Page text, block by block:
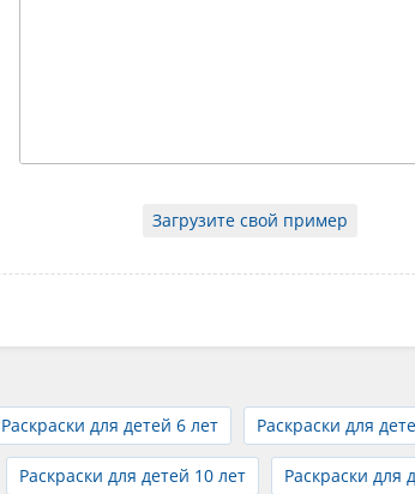
Загрузите свой пример
Раскраски для детей 6 лет Раскраски для
Раскраски для детей 10 лет Раскраски для